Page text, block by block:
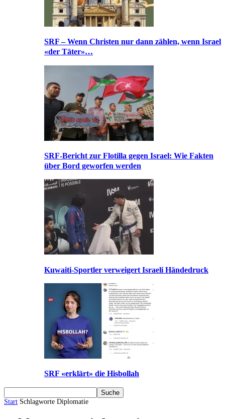
SRF – Wenn Christen nur dann zählen, wenn Israel
«der Täter»…
SRF-Bericht zur Flotilla gegen Israel: Wie Fakten
über Bord geworfen werden
Kuwaiti-Sportler verweigert Israeli Händedruck
SRF «erklärt» die Hisbollah
Start Schlagworte Diplomatie